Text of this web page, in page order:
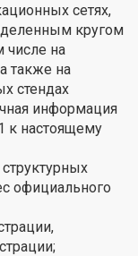
сетях,
кругом
числе на
также на
стендах
информация
к настоящему
официального